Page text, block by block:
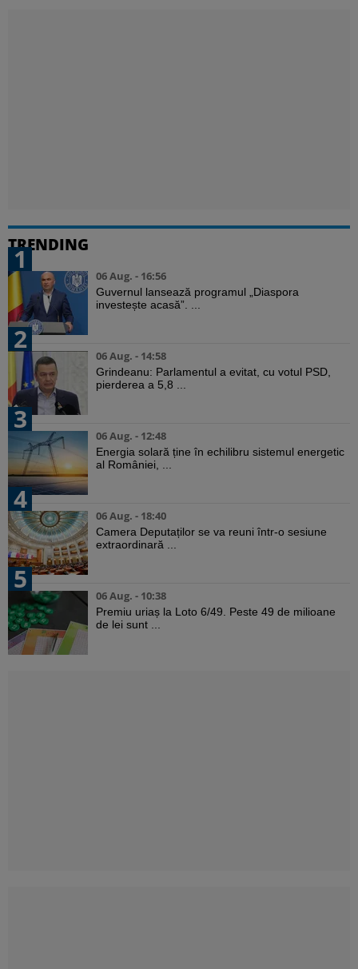
TRENDING
1
06 Aug. - 16:56
Guvernul lansează programul „Diaspora
investește acasă”. ...
2
06 Aug. - 14:58
Grindeanu: Parlamentul a evitat, cu votul PSD,
pierderea a 5,8 ...
3
06 Aug. - 12:48
Energia solară ține în echilibru sistemul energetic
al României, ...
4
06 Aug. - 18:40
Camera Deputaților se va reuni într-o sesiune
extraordinară ...
5
06 Aug. - 10:38
Premiu uriaș la Loto 6/49. Peste 49 de milioane
de lei sunt ...